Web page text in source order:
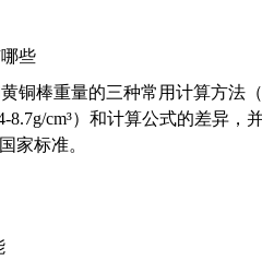
些
铜棒重量的三种常用计算方法
8.7g/cm³）和计算公式的差异
家标准。